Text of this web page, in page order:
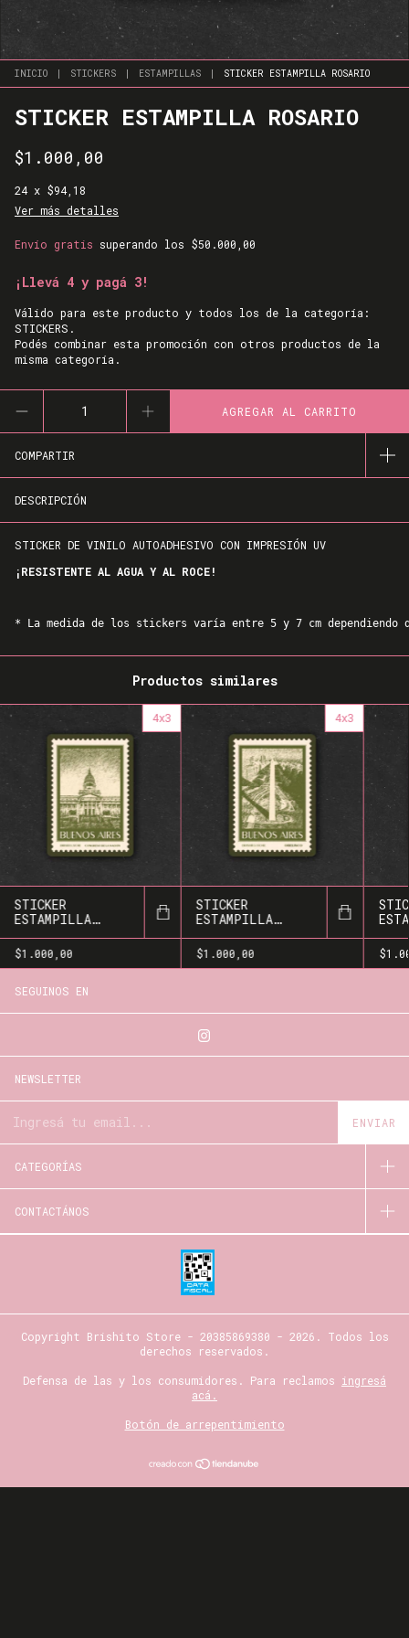
INICIO | STICKERS | ESTAMPILLAS | STICKER ESTAMPILLA ROSARIO
STICKER ESTAMPILLA ROSARIO
$1.000,00
24 x $94,18
Ver más detalles
Envío gratis superando los $50.000,00
¡Llevá 4 y pagá 3!
Válido para este producto y todos los de la categoría:
STICKERS.
Podés combinar esta promoción con otros productos de la
misma categoría.
COMPARTIR
DESCRIPCIÓN
STICKER DE VINILO AUTOADHESIVO CON IMPRESIÓN UV
¡RESISTENTE AL AGUA Y AL ROCE!
* La medida de los stickers varía entre 5 y 7 cm dependiendo
Productos similares
4x3
STICKER
ESTAMPILLA
CONGRESO
$1.000,00
4x3
STICKER
ESTAMPILLA
OBELISCO
$1.000,00
SEGUINOS EN
NEWSLETTER
CATEGORÍAS
CONTACTÁNOS
Copyright Brishito Store - 20385869380 - 2026. Todos los
derechos reservados.
Defensa de las y los consumidores. Para reclamos ingresá
acá.
Botón de arrepentimiento